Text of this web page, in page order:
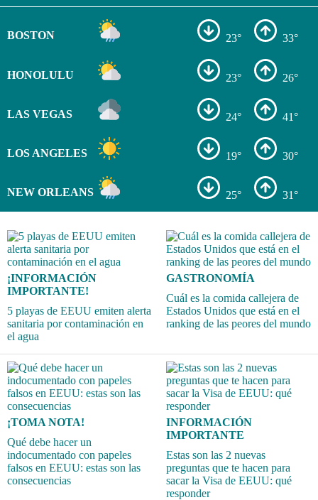
BOSTON 23° 33°
HONOLULU 23° 26°
LAS VEGAS 24° 41°
LOS ANGELES 19° 30°
NEW ORLEANS 25° 31°
¡INFORMACIÓN
IMPORTANTE!
5 playas de EEUU emiten alerta
sanitaria por contaminación en
el agua
GASTRONOMÍA
Cuál es la comida callejera de
Estados Unidos que está en el
ranking de las peores del mundo
¡TOMA NOTA!
Qué debe hacer un
indocumentado con papeles
falsos en EEUU: estas son las
consecuencias
INFORMACIÓN
IMPORTANTE
Estas son las 2 nuevas
preguntas que te hacen para
sacar la Visa de EEUU: qué
responder